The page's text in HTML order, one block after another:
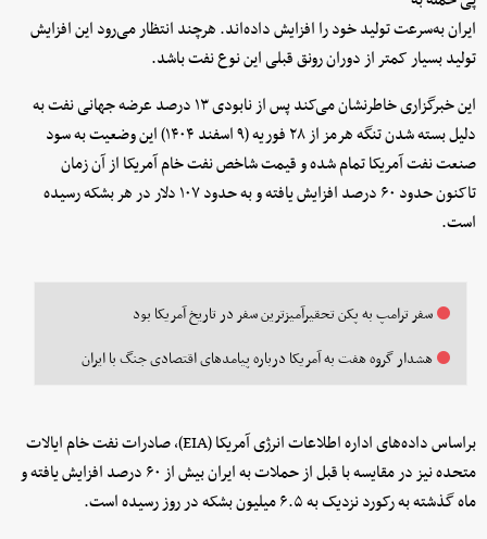
ایران به‌سرعت تولید خود را افزایش داده‌اند. هرچند انتظار می‌رود این افزایش
تولید بسیار کمتر از دوران رونق قبلی این نوع نفت باشد.
این خبرگزاری خاطرنشان می‌کند پس از نابودی ۱۳ درصد عرضه جهانی نفت به
دلیل بسته شدن تنگه هرمز از ۲۸ فوریه (۹ اسفند ۱۴۰۴) این وضعیت به سود
صنعت نفت آمریکا تمام شده و قیمت شاخص نفت خام آمریکا از آن زمان
تاکنون حدود ۶۰ درصد افزایش یافته و به حدود ۱۰۷ دلار در هر بشکه رسیده
است.
سفر ترامپ به پکن تحقیرآمیزترین سفر در تاریخ آمریکا بود
هشدار گروه هفت به آمریکا درباره پیامدهای اقتصادی جنگ با ایران
براساس داده‌های اداره اطلاعات انرژی آمریکا (EIA)، صادرات نفت خام ایالات
متحده نیز در مقایسه با قبل از حملات به ایران بیش از ۶۰ درصد افزایش یافته و
ماه گذشته به رکورد نزدیک به ۶.۵ میلیون بشکه در روز رسیده است.